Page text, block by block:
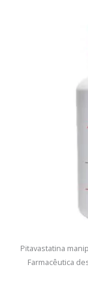
Pitavastatina
Farmacêutica